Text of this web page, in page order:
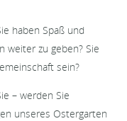
haben Spaß und
weiter zu geben? Sie
sein?
– werden Sie
unseres Ostergarten